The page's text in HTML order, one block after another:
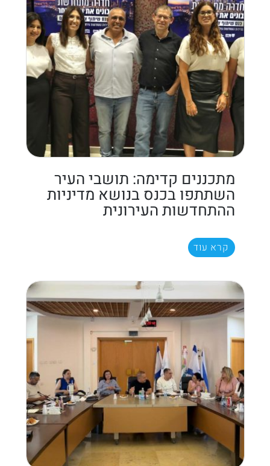
מתכננים קדימה: תושבי העיר
השתתפו בכנס בנושא מדיניות
ההתחדשות העירונית
קרא עוד